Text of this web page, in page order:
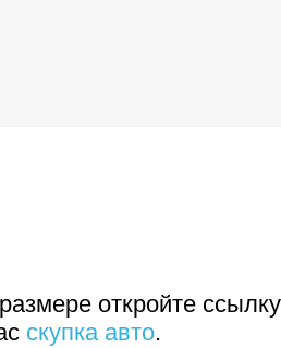
откройте
скупка авто.